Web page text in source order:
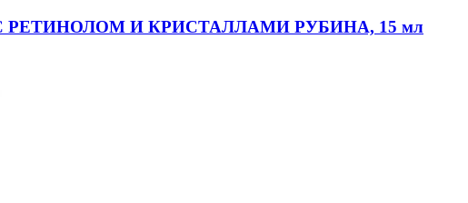
РЕТИНОЛОМ И КРИСТАЛЛАМИ РУБИНА, 15 мл